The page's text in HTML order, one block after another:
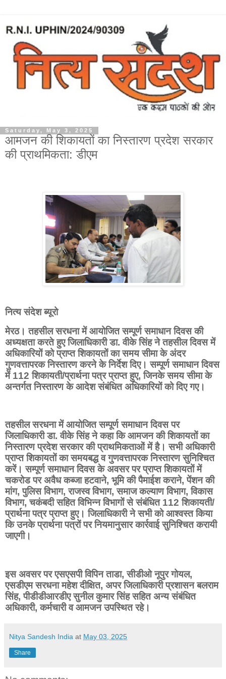
Saturday, May 3, 2025
आमजन की शिकायतों का निस्तारण प्रदेश सरकार
की प्राथमिकता: डीएम
नित्य संदेश ब्यूरो
मेरठ। तहसील सरधना में आयोजित सम्पूर्ण समाधान दिवस की
अध्यक्षता करते हुए जिलाधिकारी डा. वीके सिंह ने तहसील दिवस में
अधिकारियों को प्राप्त शिकायतों का समय सीमा के अंदर
गुणवत्तापरक निस्तारण करने के निर्देश दिए। सम्पूर्ण समाधान दिवस
में 112 शिकायती/प्रार्थना पत्र प्राप्त हुए, जिनके समय सीमा के
अन्तर्गत निस्तारण के आदेश संबंधित अधिकारियों को दिए गए।
तहसील सरधना में आयोजित सम्पूर्ण समाधान दिवस पर
जिलाधिकारी डा. वीके सिंह ने कहा कि आमजन की शिकायतों का
निस्तारण प्रदेश सरकार की प्राथमिकताओं में है। सभी अधिकारी
प्राप्त शिकायतों का समयबद्ध व गुणवत्तापरक निस्तारण सुनिश्चित
करें। सम्पूर्ण समाधान दिवस के अवसर पर प्राप्त शिकायतों में
चकरोड पर अवैध कब्जा हटवाने, भूमि की पैमाईश कराने, पेंशन की
मांग, पुलिस विभाग, राजस्व विभाग, समाज कल्याण विभाग, विकास
विभाग, चकंबदी सहित विभिन्न विभागों से संबंधित 112 शिकायती/
प्रार्थना पत्र प्राप्त हुए। जिलाधिकारी ने सभी को आश्वस्त किया
कि उनके प्रार्थना पत्रों पर नियमानुसार कार्रवाई सुनिश्चित करायी
जाएगी।
इस अवसर पर एसएसपी विपिन ताडा, सीडीओ नूपुर गोयल,
एसडीएम सरधना महेश दीक्षित, अपर जिलाधिकारी प्रशासन बलराम
सिंह, पीडीडीआरडीए सुनील कुमार सिंह सहित अन्य संबंधित
अधिकारी, कर्मचारी व आमजन उपस्थित रहे।
Nitya Sandesh India at May 03, 2025
Share